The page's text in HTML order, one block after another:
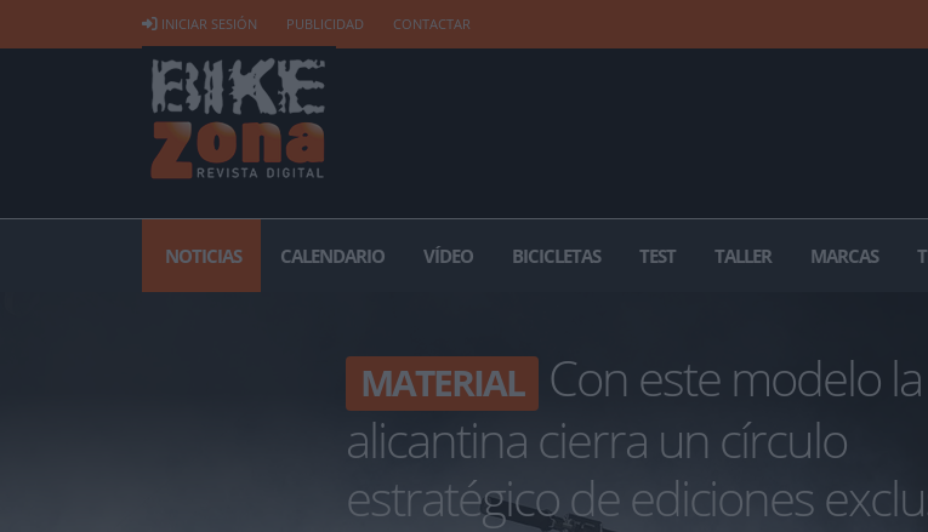
INICIAR SESIÓN PUBLICIDAD CONTACTAR
NOTICIAS CALENDARIO VÍDEO BICICLETAS TEST TALLER MARCAS
MATERIAL Con este modelo
alicantina cierra un círculo
estratégico de ediciones